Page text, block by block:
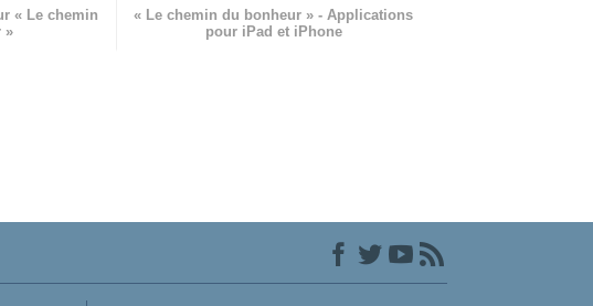
« Le chemin
»
« Le chemin du bonheur » - Applications
pour iPad et iPhone